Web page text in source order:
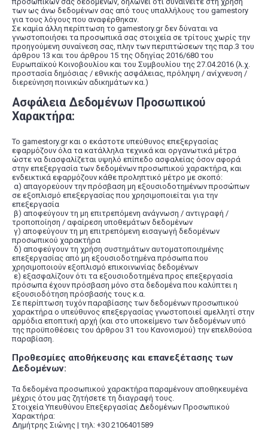
των ως άνω δεδομένων σας από τους υπαλλήλους του gamestory
για τους λόγους που αναφέρθηκαν.
Σε καμία άλλη περίπτωση το gamestory.gr δεν δύναται να
γνωστοποιήσει τα προσωπικά σας στοιχεία σε τρίτους χωρίς την
προηγούμενη συναίνεση σας, πλην των περιπτώσεων της παρ.3 του
άρθρου 13 και του άρθρου 15 της Οδηγίας 2016/680 του
Ευρωπαϊκού Κοινοβουλίου και του Συμβουλίου της 27.04.2016 (λ.χ.
προστασία δημόσιας / εθνικής ασφάλειας, πρόληψη / ανίχνευση /
διερεύνηση ποινικών αδικημάτων κα.)
Ασφάλεια Δεδομένων Προσωπικού
Χαρακτήρα:
Το gamestory.gr και ο εκάστοτε υπεύθυνος επεξεργασίας
εφαρμόζουν όλα τα κατάλληλα τεχνικά και οργανωτικά μέτρα
ώστε να διασφαλίζεται υψηλό επίπεδο ασφαλείας όσον αφορά
στην επεξεργασία των δεδομένων προσωπικού χαρακτήρα, και
ενδεικτικά εφαρμόζουν κάθε προληπτικό μέτρο με σκοπό:
α) απαγορεύουν την πρόσβαση μη εξουσιοδοτημένων προσώπων
σε εξοπλισμό επεξεργασίας που χρησιμοποιείται για την
επεξεργασία
β) αποφεύγουν τη μη επιτρεπόμενη ανάγνωση / αντιγραφή /
τροποποίηση / αφαίρεση υποθεμάτων δεδομένων
γ) αποφεύγουν τη μη επιτρεπόμενη εισαγωγή δεδομένων
προσωπικού χαρακτήρα
δ) αποφεύγουν τη χρήση συστημάτων αυτοματοποιημένης
επεξεργασίας από μη εξουσιοδοτημένα πρόσωπα που
χρησιμοποιούν εξοπλισμό επικοινωνίας δεδομένων
ε) εξασφαλίζουν ότι τα εξουσιοδοτημένα προς επεξεργασία
πρόσωπα έχουν πρόσβαση μόνο στα δεδομένα που καλύπτει η
εξουσιοδότηση πρόσβασής τους κ.α.
Σε περίπτωση τυχόν παραβίασης των δεδομένων προσωπικού
χαρακτήρα ο υπεύθυνος επεξεργασίας γνωστοποιεί αμελλητί στην
αρμόδια εποπτική αρχή (και στο υποκείμενο των δεδομένων υπό
της προϋποθέσεις του άρθρου 31 του Κανονισμού) την επελθούσα
παραβίαση.
Προθεσμίες αποθήκευσης και επανεξέτασης των
Δεδομένων:
Τα δεδομένα προσωπικού χαρακτήρα παραμένουν αποθηκευμένα
μέχρις ότου μας ζητήσετε τη διαγραφή τους.
Στοιχεία Υπευθύνου Επεξεργασίας Δεδομένων Προσωπικού
Χαρακτήρα:
Δημήτρης Σιώνης | τηλ: +30 2106401589